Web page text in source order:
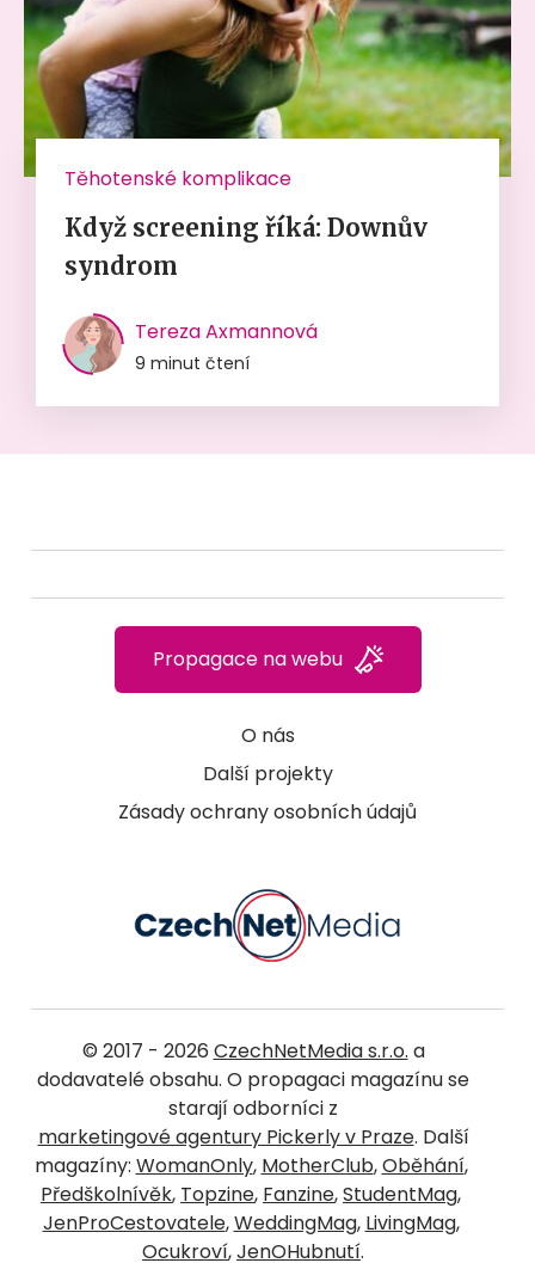
Těhotenské komplikace
Když screening říká: Downův
syndrom
Tereza Axmannová
9 minut čtení
O nás
Další projekty
Zásady ochrany osobních údajů
Propagace na webu
© 2017 - 2026 CzechNetMedia s.r.o. a
dodavatelé obsahu. O propagaci magazínu se
starají odborníci z
marketingové agentury Pickerly v Praze. Další
magazíny: WomanOnly, MotherClub,Oběhání,
Předškolnívěk, Topzine, Fanzine,StudentMag,
JenProCestovatele,WeddingMag, LivingMag,
Ocukroví,JenOHubnutí.